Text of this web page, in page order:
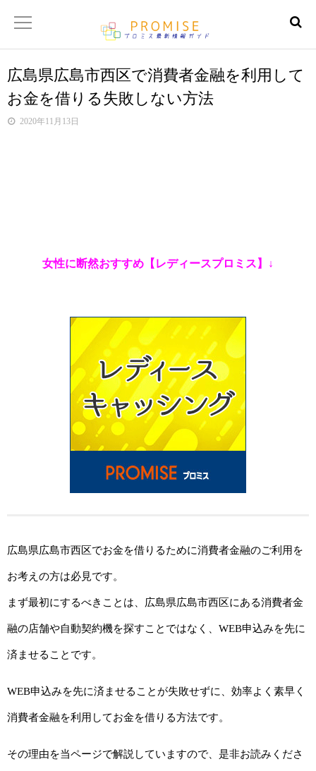
返済金額シュミレーター
【サイトマップ】
広島県広島市西区で消費者金融を利用して
お金を借りる失敗しない方法
2020年11月13日
女性に断然おすすめ【レディースプロミス】↓
広島県広島市西区でお金を借りるために消費者金融のご利用を
お考えの方は必見です。
まず最初にするべきことは、広島県広島市西区にある消費者金
融の店舗や自動契約機を探すことではなく、WEB申込みを先に
済ませることです。
WEB申込みを先に済ませることが失敗せずに、効率よく素早く
消費者金融を利用してお金を借りる方法です。
その理由を当ページで解説していますので、是非お読みくださ